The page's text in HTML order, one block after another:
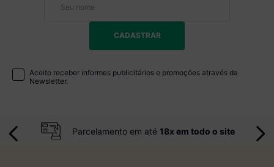
CADASTRAR
Aceito receber informes publicitários e promoções através da
Newsletter.
Parcelamento em até 18x em todo o site